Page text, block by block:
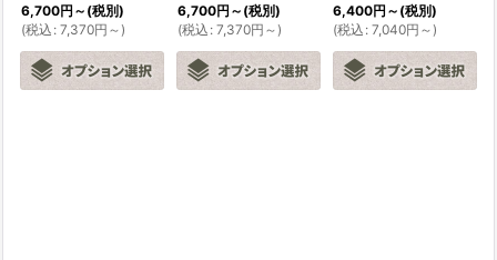
6,700円 ～ (税別)
(税込 : 7,370円 ～)
6,700円 ～ (税別)
(税込 : 7,370円 ～)
6,400円 ～ (税別)
(税込 : 7,040円 ～)